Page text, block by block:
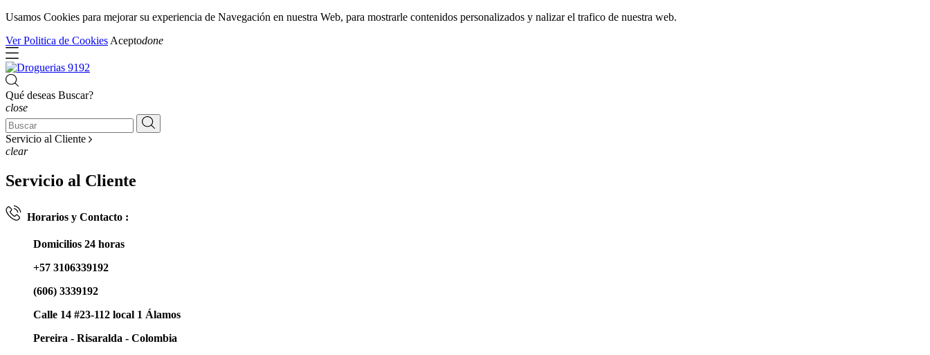
Usamos Cookies para mejorar su experiencia de Navegación en nuestra Web, para mostrarle contenidos personalizados y nalizar el trafico de nuestra web.
Ver Politica de Cookies Aceptodone
Qué deseas Buscar?
close
Servicio al Cliente
clear
Servicio al Cliente
Horarios y Contacto :
Domicilios 24 horas
+57 3106339192
(606) 3339192
Calle 14 #23-112 local 1 Álamos
Pereira - Risaralda - Colombia